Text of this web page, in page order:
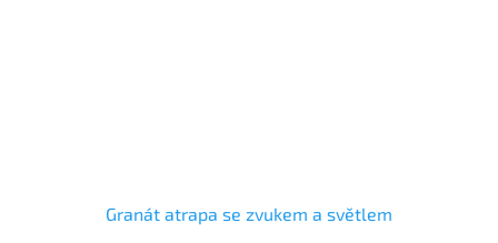
Granát atrapa se zvukem a světlem